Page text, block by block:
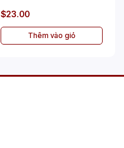
$23.00
Thêm vào giỏ